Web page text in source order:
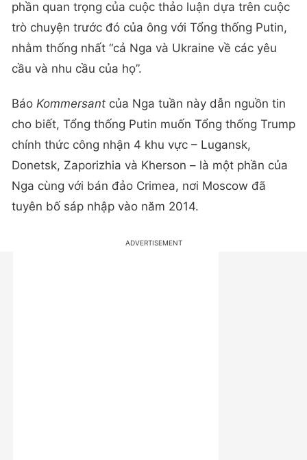
phần quan trọng của cuộc thảo luận dựa trên cuộc
trò chuyện trước đó của ông với Tổng thống Putin,
nhằm thống nhất “cả Nga và Ukraine về các yêu
cầu và nhu cầu của họ”.
Báo Kommersant của Nga tuần này dẫn nguồn tin
cho biết, Tổng thống Putin muốn Tổng thống Trump
chính thức công nhận 4 khu vực – Lugansk,
Donetsk, Zaporizhia và Kherson – là một phần của
Nga cùng với bán đảo Crimea, nơi Moscow đã
tuyên bố sáp nhập vào năm 2014.